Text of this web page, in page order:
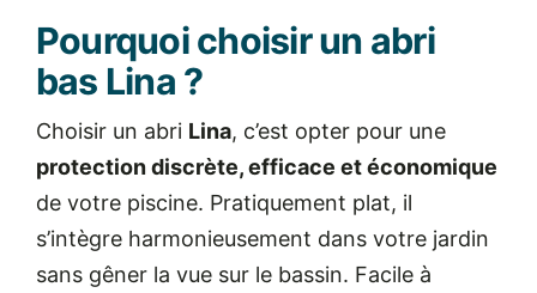
Pourquoi choisir un abri
bas Lina ?
Choisir un abri Lina, c’est opter pour une
protection discrète, efficace et économique
de votre piscine. Pratiquement plat, il
s’intègre harmonieusement dans votre jardin
sans gêner la vue sur le bassin. Facile à